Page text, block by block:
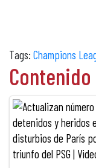
Tags: Champions